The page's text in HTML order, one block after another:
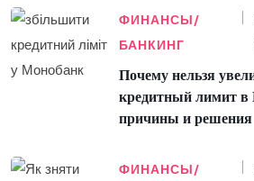
ФИНАНСЫ/
БАНКИНГ
Почему нельзя
кредитный лимит в
причины и решения
ФИНАНСЫ/